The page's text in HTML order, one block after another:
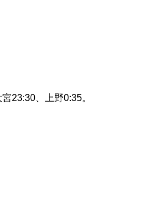
23:30、上野0:35。